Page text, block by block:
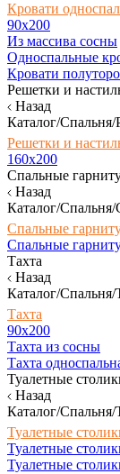
Кровати
90х200
Из массива сосны
Односпальные
Кровати
Решетки и
Назад
Каталог/
Решетки и
160х200
Спальные
Назад
Каталог/
Спальные
Спальные
Тахта
Назад
Каталог/Спальня/
Тахта
90х200
Тахта из сосны
Тахта
Туалетные
Назад
Каталог/Спальня/
Туалетные
Туалетные
Туалетные